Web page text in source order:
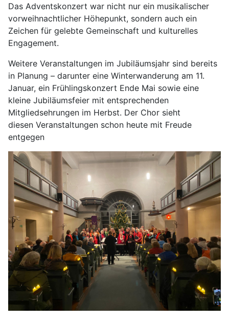
Das Adventskonzert war nicht nur ein musikalischer
vorweihnachtlicher Höhepunkt, sondern auch ein
Zeichen für gelebte Gemeinschaft und kulturelles
Engagement.
Weitere Veranstaltungen im Jubiläumsjahr sind bereits
in Planung – darunter eine Winterwanderung am 11.
Januar, ein Frühlingskonzert Ende Mai sowie eine
kleine Jubiläumsfeier mit entsprechenden
Mitgliedsehrungen im Herbst. Der Chor sieht
diesen Veranstaltungen schon heute mit Freude
entgegen